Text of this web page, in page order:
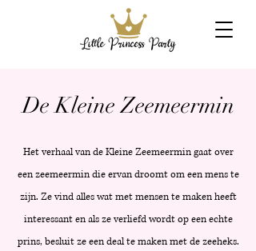
De Kleine Zeemeermin
Het verhaal van de Kleine Zeemeermin gaat over
een zeemeermin die ervan droomt om een mens te
zijn. Ze vind alles wat met mensen te maken heeft
interessant en als ze verliefd wordt op een echte
prins, besluit ze een deal te maken met de zeeheks.